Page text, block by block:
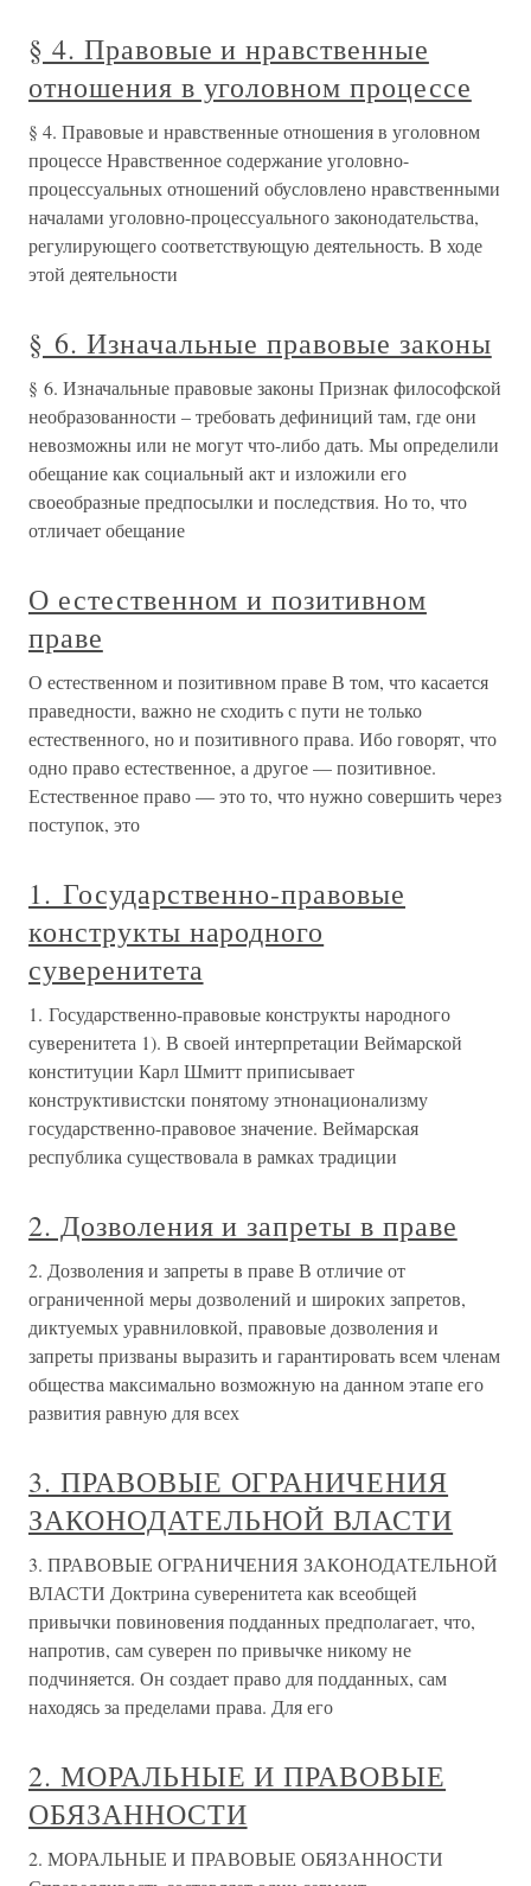
§ 4. Правовые и нравственные
отношения в уголовном процессе
§ 4. Правовые и нравственные отношения в уголовном
процессе Нравственное содержание уголовно-
процессуальных отношений обусловлено нравственными
началами уголовно-процессуального законодательства,
регулирующего соответствующую деятельность. В ходе
этой деятельности
§ 6. Изначальные правовые законы
§ 6. Изначальные правовые законы Признак философской
необразованности – требовать дефиниций там, где они
невозможны или не могут что-либо дать. Мы определили
обещание как социальный акт и изложили его
своеобразные предпосылки и последствия. Но то, что
отличает обещание
О естественном и позитивном
праве
О естественном и позитивном праве В том, что касается
праведности, важно не сходить с пути не только
естественного, но и позитивного права. Ибо говорят, что
одно право естественное, а другое — позитивное.
Естественное право — это то, что нужно совершить через
поступок, это
1. Государственно-правовые
конструкты народного
суверенитета
1. Государственно-правовые конструкты народного
суверенитета 1). В своей интерпретации Веймарской
конституции Карл Шмитт приписывает
конструктивистски понятому этнонационализму
государственно-правовое значение. Веймарская
республика существовала в рамках традиции
2. Дозволения и запреты в праве
2. Дозволения и запреты в праве В отличие от
ограниченной меры дозволений и широких запретов,
диктуемых уравниловкой, правовые дозволения и
запреты призваны выразить и гарантировать всем членам
общества максимально возможную на данном этапе его
развития равную для всех
3. ПРАВОВЫЕ ОГРАНИЧЕНИЯ
ЗАКОНОДАТЕЛЬНОЙ ВЛАСТИ
3. ПРАВОВЫЕ ОГРАНИЧЕНИЯ ЗАКОНОДАТЕЛЬНОЙ
ВЛАСТИ Доктрина суверенитета как всеобщей
привычки повиновения подданных предполагает, что,
напротив, сам суверен по привычке никому не
подчиняется. Он создает право для подданных, сам
находясь за пределами права. Для его
2. МОРАЛЬНЫЕ И ПРАВОВЫЕ
ОБЯЗАННОСТИ
2. МОРАЛЬНЫЕ И ПРАВОВЫЕ ОБЯЗАННОСТИ